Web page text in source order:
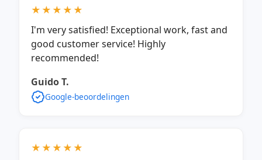
★★★★★
I'm very satisfied! Exceptional work, fast and
good customer service! Highly
recommended!
Guido T.
Google-beoordelingen
★★★★★